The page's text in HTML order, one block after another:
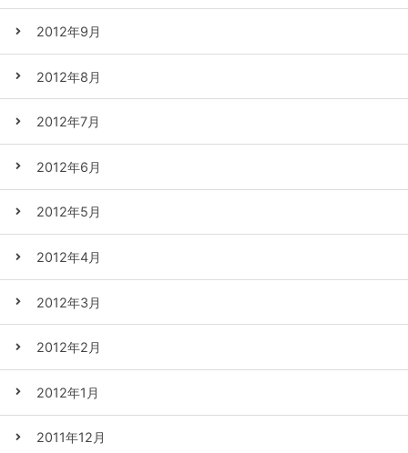
2012年9月
2012年8月
2012年7月
2012年6月
2012年5月
2012年4月
2012年3月
2012年2月
2012年1月
2011年12月